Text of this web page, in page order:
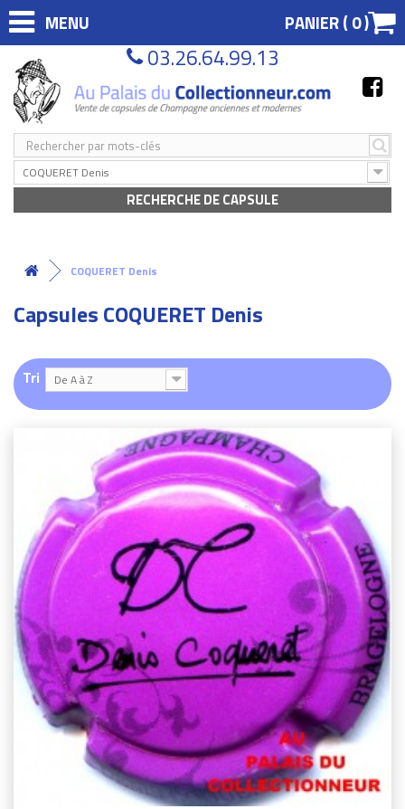
MENU PANIER (0)
03.26.64.99.13
COQUERET Denis
RECHERCHE DE CAPSULE
COQUERET Denis
Capsules COQUERET Denis
Tri De A à Z